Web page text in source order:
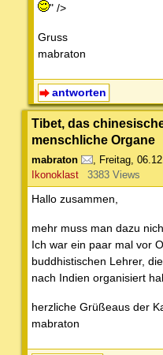
" />
Gruss
mabraton
antworten
Tibet, das
menschliche Organe
mabraton , Freitag,
Ikonoklast
3383 Views
Hallo zusammen,
mehr muss man dazu
Ich war ein paar mal vor
buddhistischen Lehrer,
nach Indien organisiert
herzliche Grüßeaus der
mabraton